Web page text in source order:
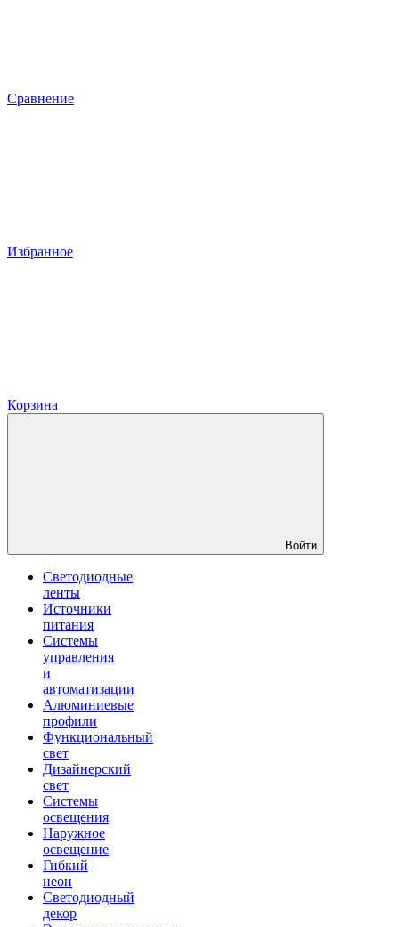
Сравнение
Избранное
Корзина
Войти
Светодиодные
ленты
Источники
питания
Системы
управления
и
автоматизации
Алюминиевые
профили
Функциональный
свет
Дизайнерский
свет
Системы
освещения
Наружное
освещение
Гибкий
неон
Светодиодный
декор